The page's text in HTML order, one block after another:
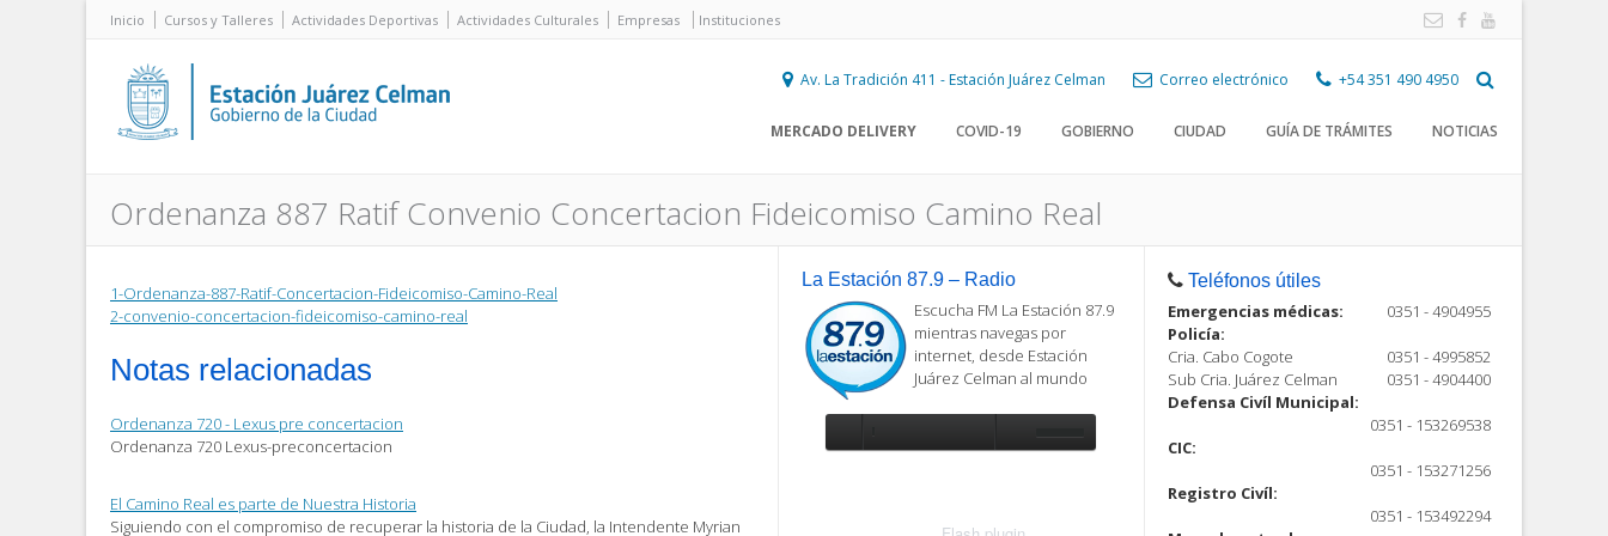
Inicio Cursos y Talleres Actividades Deportivas Actividades Culturales Empresas Instituciones
Av. La Tradición 411 - Estación Juárez Celman Correo electrónico +54 351 490 4950
MERCADO DELIVERY COVID-19 GOBIERNO CIUDAD GUÍA DE TRÁMITES NOTICIAS
Ordenanza 887 Ratif Convenio Concertacion Fideicomiso Camino Real
1-Ordenanza-887-Ratif-Concertacion-Fideicomiso-Camino-Real
2-convenio-concertacion-fideicomiso-camino-real
Notas relacionadas
Ordenanza 720 - Lexus pre concertacion
Ordenanza 720 Lexus-preconcertacion
El Camino Real es parte de Nuestra Historia
Siguiendo con el compromiso de recuperar la historia de la Ciudad, la Intendente Myrian
La Estación 87.9 – Radio
Escucha FM La Estación 87.9
mientras navegas por
internet, desde Estación
Juárez Celman al mundo
Teléfonos útiles
Emergencias médicas:
0351 - 4904955
Policía:
Cria. Cabo Cogote
0351 - 4995852
Sub Cria. Juárez Celman
0351 - 4904400
Defensa Civíl Municipal:
0351 - 153269538
CIC:
0351 - 153271256
Registro Civíl:
0351 - 153492294